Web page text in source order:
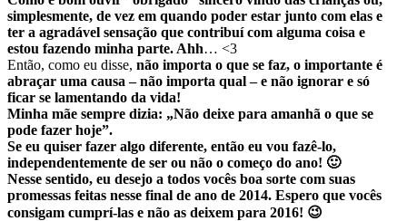
simplesmente, de vez em quando poder estar junto com elas e
ter a agradável sensação que contribuí com alguma coisa e
estou fazendo minha parte. Ahh… <3
Então, como eu disse, não importa o que se faz, o importante é
abraçar uma causa – não importa qual – e não ignorar e só
ficar se lamentando da vida!
Minha mãe sempre dizia: „Não deixe para amanhã o que se
pode fazer hoje”.
Se eu quiser fazer algo diferente, então eu vou fazê-lo,
independentemente de ser ou não o começo do ano! 🙂
Nesse sentido, eu desejo a todos vocês boa sorte com suas
promessas feitas nesse final de ano de 2014. Espero que vocês
consigam cumprí-las e não as deixem para 2016! 😉